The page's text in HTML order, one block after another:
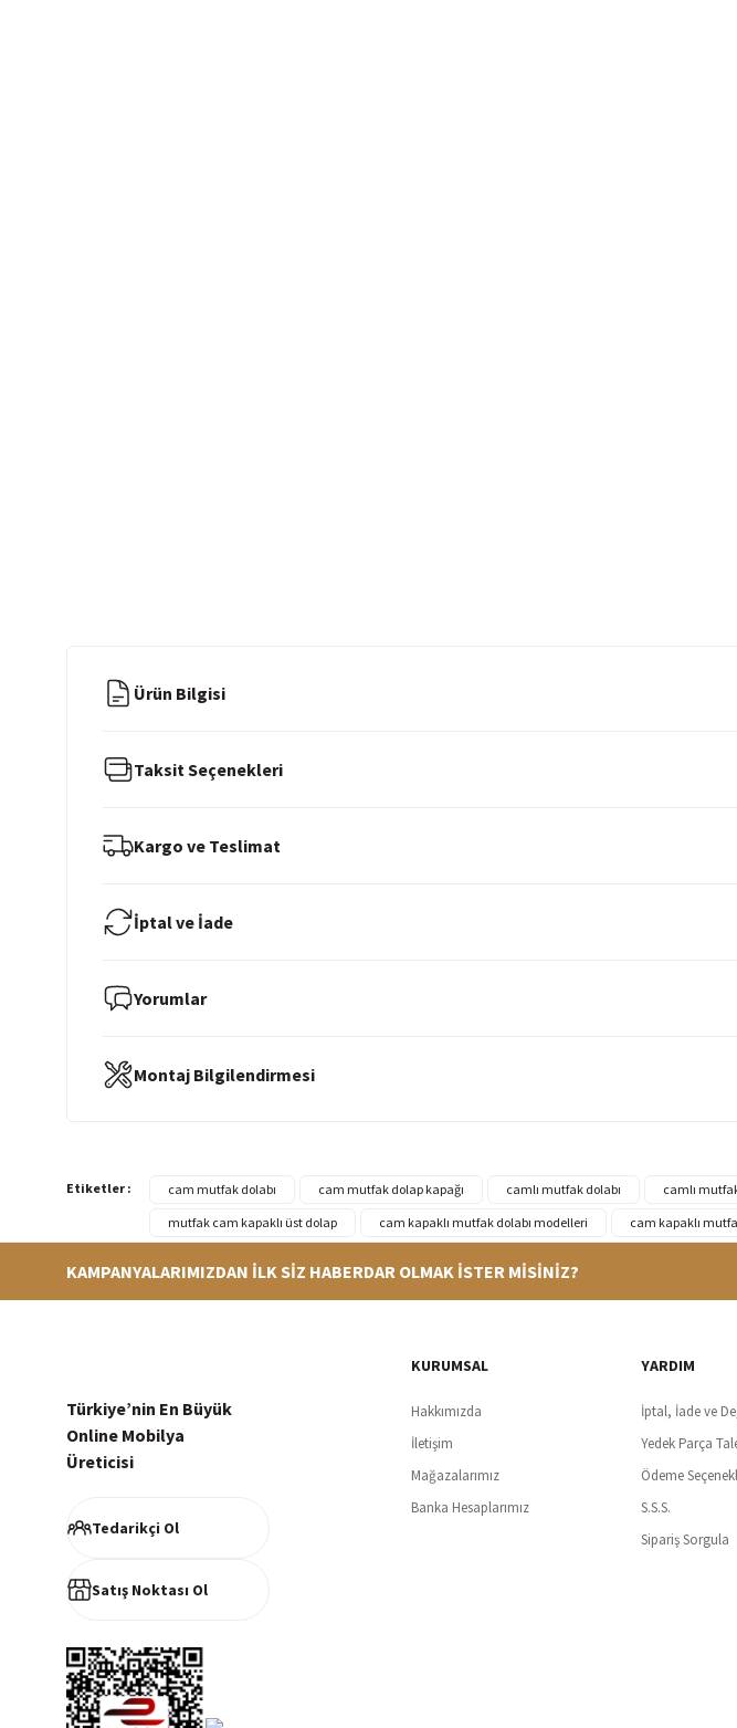
Ürün Bilgisi
Taksit Seçenekleri
Kargo ve Teslimat
İptal ve İade
Yorumlar
Montaj Bilgilendirmesi
Etiketler : cam mutfak dolabı cam mutfak dolap kapağı camlı mutfak dolabı camlı
mutfak cam kapaklı üst dolap
cam kapaklı mutfak dolabı modelleri cam kapaklı
Siparişleriniz en kısa sürede hazırlanarak kargoya verilir
256Bit SSl sertifikası ve 3D ödeme ile
%100 müşteri memnuniyeti odaklı ve güvenilir hizmet anlayışı
KAMPANYALARIMIZDAN İLK SİZ HABERDAR OLMAK İSTER MİSİNİZ?
Türkiye’nin En Büyük
Online Mobilya
Üreticisi
Tedarikçi Ol
Satış Noktası Ol
KURUMSAL
Hakkımızda
İletişim
Mağazalarımız
Banka Hesaplarımız
YARDIM
İptal, İade ve
Yedek Parça
Ödeme
S.S.S.
Sipariş Sorgula